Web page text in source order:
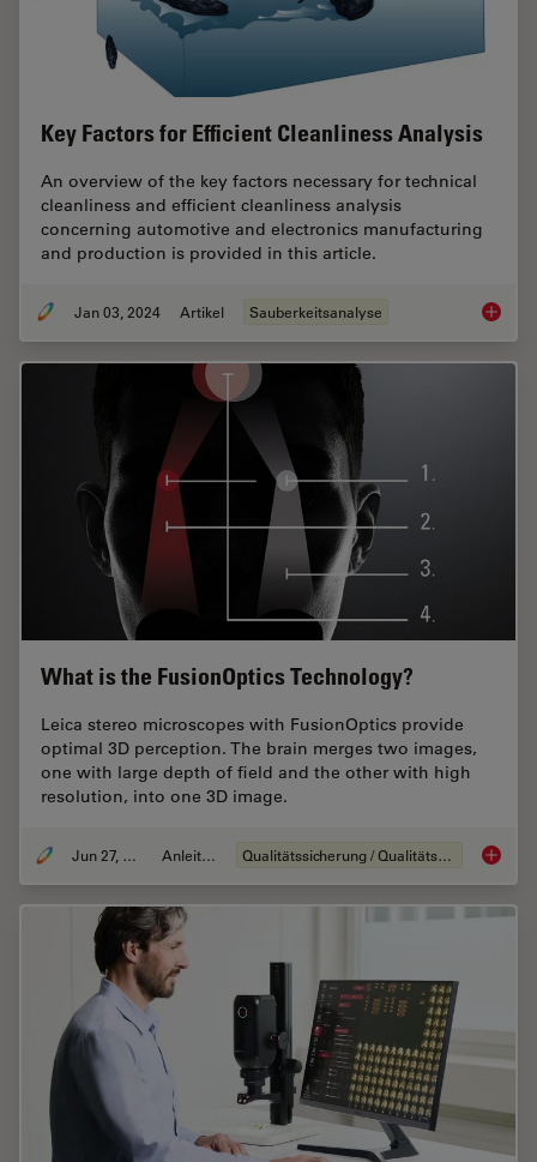
Key Factors for Efficient Cleanliness Analysis
An overview of the key factors necessary for technical
cleanliness and efficient cleanliness analysis
concerning automotive and electronics manufacturing
and production is provided in this article.
Jan 03, 2024 Artikel Sauberkeitsanalyse Key
What is the FusionOptics Technology?
Leica stereo microscopes with FusionOptics provide
optimal 3D perception. The brain merges two images,
one with large depth of field and the other with high
resolution, into one 3D image.
Jun 27, 2023 Anleitung Qualitätssicherung / Qualitätskontrolle What is